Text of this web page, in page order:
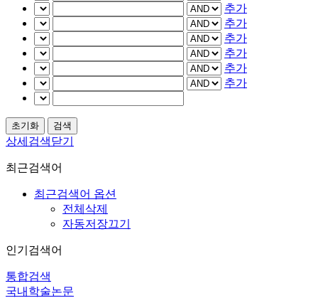
추가
추가
추가
추가
추가
추가
상세검색닫기
최근검색어
최근검색어 옵션
전체삭제
자동저장끄기
인기검색어
통합검색
국내학술논문